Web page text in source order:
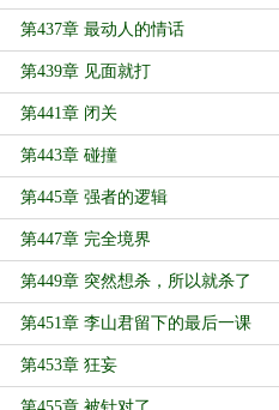
第437章 最动人的情话
第439章 见面就打
第441章 闭关
第443章 碰撞
第445章 强者的逻辑
第447章 完全境界
第449章 突然想杀，所以就杀了
第451章 李山君留下的最后一课
第453章 狂妄